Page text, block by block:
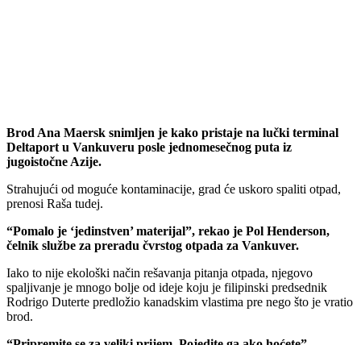
Brod Ana Maersk snimljen je kako pristaje na lučki terminal
Deltaport u Vankuveru posle jednomesečnog puta iz
jugoistočne Azije.
Strahujući od moguće kontaminacije, grad će uskoro spaliti otpad,
prenosi Raša tudej.
“Pomalo je ‘jedinstven’ materijal”, rekao je Pol Henderson,
čelnik službe za preradu čvrstog otpada za Vankuver.
Iako to nije ekološki način rešavanja pitanja otpada, njegovo
spaljivanje je mnogo bolje od ideje koju je filipinski predsednik
Rodrigo Duterte predložio kanadskim vlastima pre nego što je vratio
brod.